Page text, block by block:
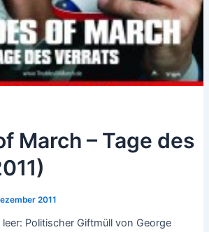
March – Tage des
2011
Politischer Giftmüll von George